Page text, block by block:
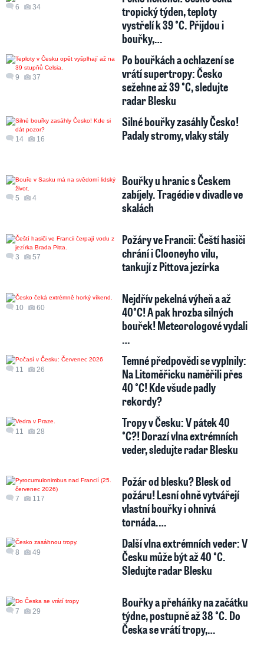
6 34
tropický týden, teploty
vystřelí k 39 °C. Přijdou i
bouřky,…
9 37
Po bouřkách a ochlazení se
vrátí supertropy: Česko
sežehne až 39 °C, sledujte
radar Blesku
14 16
Silné bouřky zasáhly Česko!
Padaly stromy, vlaky stály
5 4
Bouřky u hranic s Českem
zabíjely. Tragédie v divadle ve
skalách
3 57
Požáry ve Francii: Čeští hasiči
chrání i Clooneyho vilu,
tankují z Pittova jezírka
10 60
Nejdřív pekelná výheň a až
40°C! A pak hrozba silných
bouřek! Meteorologové vydali
…
11 26
Temné předpovědi se vyplnily:
Na Litoměřicku naměřili přes
40 °C! Kde všude padly
rekordy?
11 28
Tropy v Česku: V pátek 40
°C?! Dorazí vlna extrémních
veder, sledujte radar Blesku
7 117
Požár od blesku? Blesk od
požáru! Lesní ohně vytvářejí
vlastní bouřky i ohnivá
tornáda.…
8 49
Další vlna extrémních veder: V
Česku může být až 40 °C.
Sledujte radar Blesku
7 29
Bouřky a přeháňky na začátku
týdne, postupně až 38 °C. Do
Česka se vrátí tropy,…